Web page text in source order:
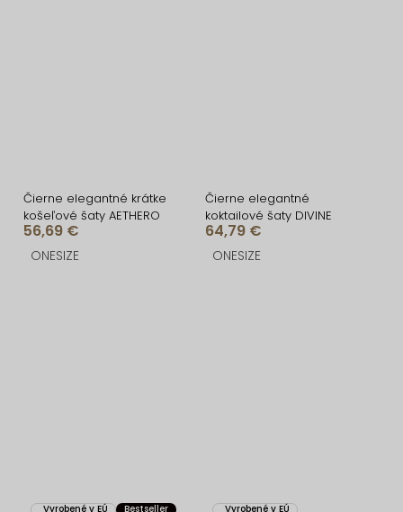
Čierne elegantné krátke
košeľové šaty AETHERO
56,69 €
ONESIZE
Čierne elegantné
koktailové šaty DIVINE
64,79 €
ONESIZE
Vyrobené v EÚ Bestseller Vyrobené v EÚ